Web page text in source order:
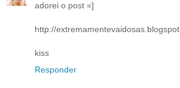
adorei o post =]
http://
kiss
Responder